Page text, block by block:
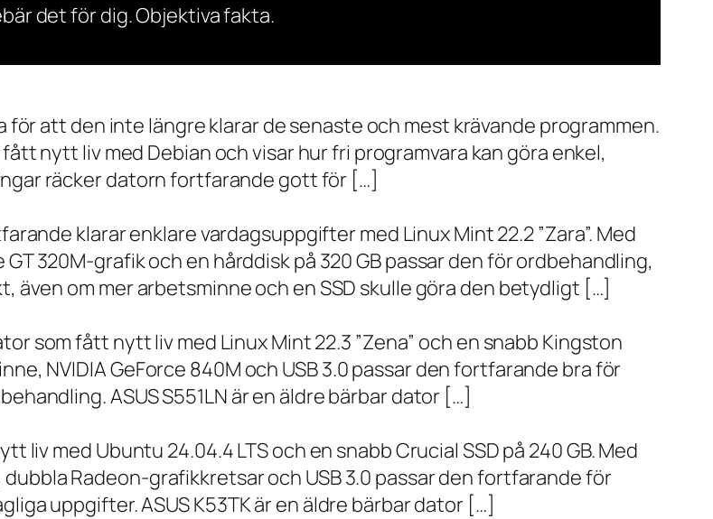
det för dig. Objektiva fakta.
att den inte längre klarar de senaste och mest krävande programmen.
nytt liv med Debian och visar hur fri programvara kan göra enkel,
räcker datorn fortfarande gott för […]
klarar enklare vardagsuppgifter med Linux Mint 22.2 ”Zara”. Med
320M-grafik och en hårddisk på 320 GB passar den för ordbehandling,
om mer arbetsminne och en SSD skulle göra den betydligt […]
som fått nytt liv med Linux Mint 22.3 ”Zena” och en snabb Kingston
NVIDIA GeForce 840M och USB 3.0 passar den fortfarande bra för
ASUS S551LN är en äldre bärbar dator […]
liv med Ubuntu 24.04.4 LTS och en snabb Crucial SSD på 240 GB. Med
Radeon-grafikkretsar och USB 3.0 passar den fortfarande för
uppgifter. ASUS K53TK är en äldre bärbar dator […]